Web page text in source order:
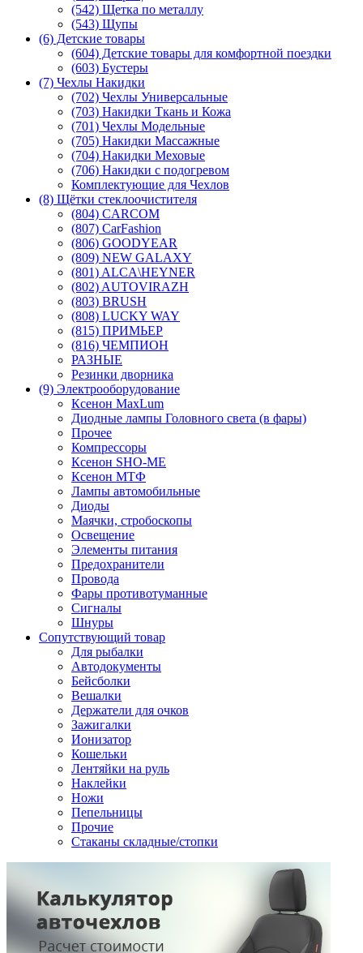
(542) Щетка по металлу
(543) Щупы
(6) Детские товары
(604) Детские товары для комфортной поездки
(603) Бустеры
(7) Чехлы Накидки
(702) Чехлы Универсальные
(703) Накидки Ткань и Кожа
(701) Чехлы Модельные
(705) Накидки Массажные
(704) Накидки Меховые
(706) Накидки с подогревом
Комплектующие для Чехлов
(8) Щётки стеклоочистителя
(804) CARCOM
(807) CarFashion
(806) GOODYEAR
(809) NEW GALAXY
(801) ALCA\HEYNER
(802) AUTOVIRAZH
(803) BRUSH
(808) LUCKY WAY
(815) ПРИМЬЕР
(816) ЧЕМПИОН
РАЗНЫЕ
Резинки дворника
(9) Электрооборудование
Ксенон MaxLum
Диодные лампы Головного света (в фары)
Прочее
Компрессоры
Ксенон SHO-ME
Ксенон МТФ
Лампы автомобильные
Диоды
Маячки, стробоскопы
Освещение
Элементы питания
Предохранители
Провода
Фары противотуманные
Сигналы
Шнуры
Сопутствующий товар
Для рыбалки
Автодокументы
Бейсболки
Вешалки
Держатели для очков
Зажигалки
Ионизатор
Кошельки
Лентяйки на руль
Наклейки
Ножи
Пепельницы
Прочие
Стаканы складные/стопки